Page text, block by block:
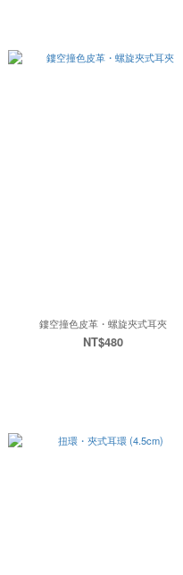
鏤空撞色皮革・螺旋夾式耳夾
NT$480